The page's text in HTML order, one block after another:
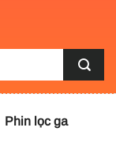
Phin lọc ga